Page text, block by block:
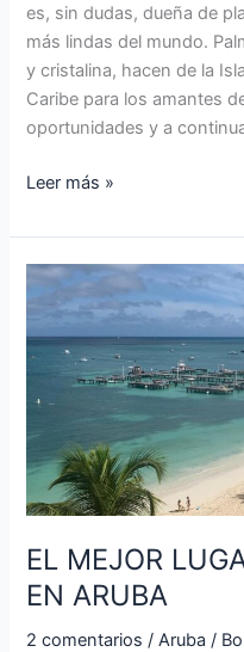
es, sin dudas, dueña de
más lindas del mundo.
y cristalina, hacen de la
Caribe para los amantes
oportunidades y a
Leer más »
EL MEJOR
EN ARUBA
2 comentarios /Aruba /
EL
MEJOR
LUGAR
PARA
ALOJARSE
ARUBA